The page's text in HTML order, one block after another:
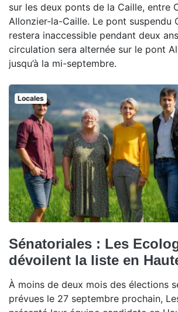
sur les deux ponts de la Caille, entre
Allonzier-la-Caille. Le pont suspendu
restera inaccessible pendant deux
circulation sera alternée sur le pont
jusqu’à la mi-septembre.
Locales
Sénatoriales : Les
dévoilent la liste en
À moins de deux mois des élections
prévues le 27 septembre prochain,